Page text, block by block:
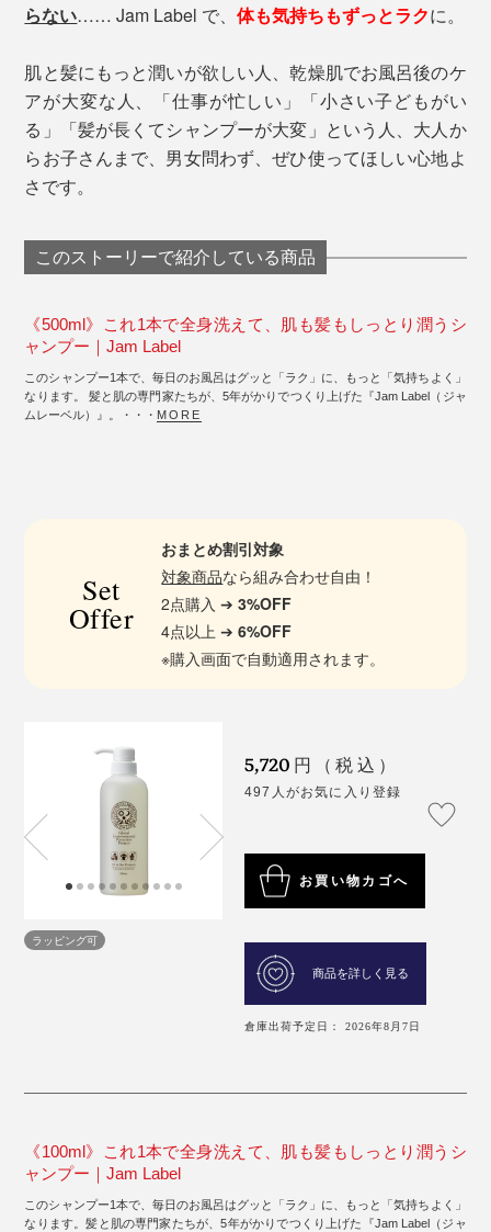
らない…… Jam Label で、体も気持ちもずっとラクに。
肌と髪にもっと潤いが欲しい人、乾燥肌でお風呂後のケ
アが大変な人、「仕事が忙しい」「小さい子どもがい
る」「髪が長くてシャンプーが大変」という人、大人か
らお子さんまで、男女問わず、ぜひ使ってほしい心地よ
さです。
このストーリーで紹介している商品
《500ml》これ1本で全身洗えて、肌も髪もしっとり潤うシ
ャンプー｜Jam Label
このシャンプー1本で、毎日のお風呂はグッと「ラク」に、もっと「気持ちよく」
なります。 髪と肌の専門家たちが、5年がかりでつくり上げた『Jam Label（ジャ
ムレーベル）』。・・・ MORE
Set
Offer
おまとめ割引対象
対象商品なら組み合わせ自由！
2点購入 ➔3%OFF
4点以上 ➔6%OFF
※購入画面で自動適用されます。
ラッピング可
5,720 円（税込）
497人がお気に入り登録
お買い物カゴへ
商品を詳しく見る
倉庫出荷予定日： 2026年8月7日
《100ml》これ1本で全身洗えて、肌も髪もしっとり潤うシ
ャンプー｜Jam Label
このシャンプー1本で、毎日のお風呂はグッと「ラク」に、もっと「気持ちよく」
なります。髪と肌の専門家たちが、5年がかりでつくり上げた『Jam Label（ジャ